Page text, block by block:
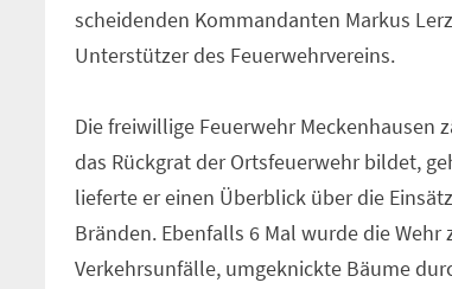
scheidenden Kommandanten Markus
Unterstützer des Feuerwehrvereins.
Die freiwillige Feuerwehr Meckenhausen
das Rückgrat der Ortsfeuerwehr bildet,
lieferte er einen Überblick über die
Bränden. Ebenfalls 6 Mal wurde die
Verkehrsunfälle, umgeknickte Bäume